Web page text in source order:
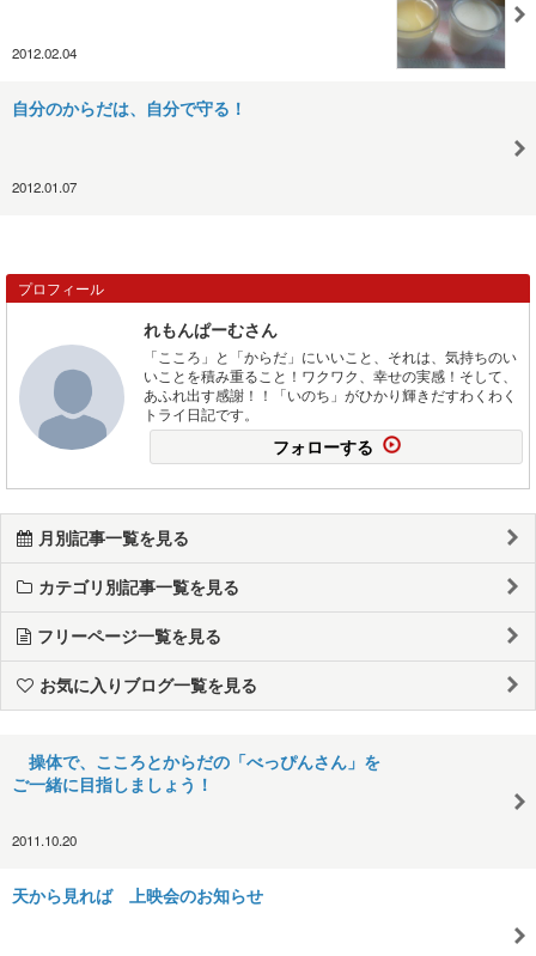
2012.02.04
自分のからだは、自分で守る！
2012.01.07
プロフィール
れもんぱーむさん
「こころ」と「からだ」にいいこと、それは、気持ちのい
いことを積み重ること！ワクワク、幸せの実感！そして、
あふれ出す感謝！！「いのち」がひかり輝きだすわくわく
トライ日記です。
フォローする
月別記事一覧を見る
カテゴリ別記事一覧を見る
フリーページ一覧を見る
お気に入りブログ一覧を見る
操体で、こころとからだの「べっぴんさん」を
ご一緒に目指しましょう！
2011.10.20
天から見れば 上映会のお知らせ